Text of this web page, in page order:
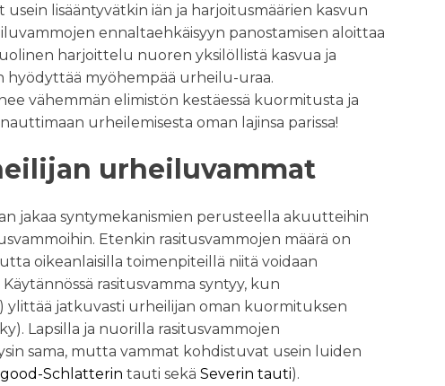
lisääntyvätkin iän ja harjoitusmäärien kasvun
ennaltaehkäisyyn panostamisen aloittaa
harjoittelu nuoren yksilöllistä kasvua ja
hyödyttää myöhempää urheilu-uraa.
vähemmän elimistön kestäessä kuormitusta ja
urheilemisesta oman lajinsa parissa!
urheiluvammat
jakaa syntymekanismien perusteella akuutteihin
Etenkin rasitusvammojen määrä on
oikeanlaisilla toimenpiteillä niitä voidaan
rasitusvamma syntyy, kun
jatkuvasti urheilijan oman kuormituksen
Lapsilla ja nuorilla rasitusvammojen
sama, mutta vammat kohdistuvat usein luiden
Schlatterin tauti sekä Severin tauti).